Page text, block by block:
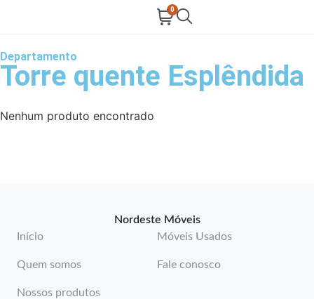
0
Departamento
Torre quente Esplêndida
Nenhum produto encontrado
Nordeste Móveis
Início
Quem somos
Nossos produtos
Móveis Usados
Fale conosco